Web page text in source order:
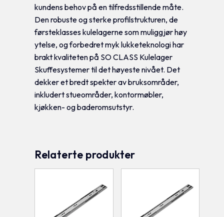
kundens behov på en tilfredsstillende måte.
Den robuste og sterke profilstrukturen, de
førsteklasses kulelagerne som muliggjør høy
ytelse, og forbedret myk lukketeknologi har
brakt kvaliteten på SO CLASS Kulelager
Skuffesystemer til det høyeste nivået. Det
dekker et bredt spekter av bruksområder,
inkludert stueområder, kontormøbler,
kjøkken- og baderomsutstyr.
Relaterte produkter